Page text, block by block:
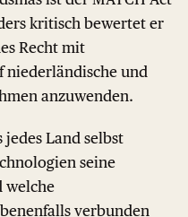
kritisch bewertet er
Recht mit
und
anzuwenden.
jedes Land selbst
seine
welche
verbunden